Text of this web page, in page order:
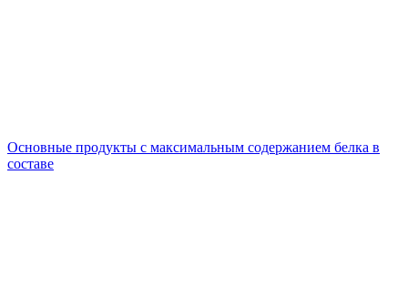
Основные продукты с максимальным содержанием белка в
составе